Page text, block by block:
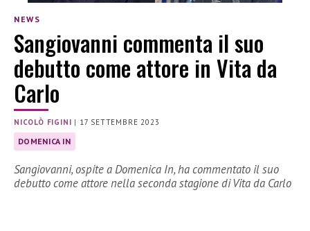
NEWS
Sangiovanni commenta il suo
debutto come attore in Vita da
Carlo
NICOLÒ FIGINI | 17 SETTEMBRE 2023
DOMENICA IN
Sangiovanni, ospite a Domenica In, ha commentato il suo
debutto come attore nella seconda stagione di Vita da Carlo